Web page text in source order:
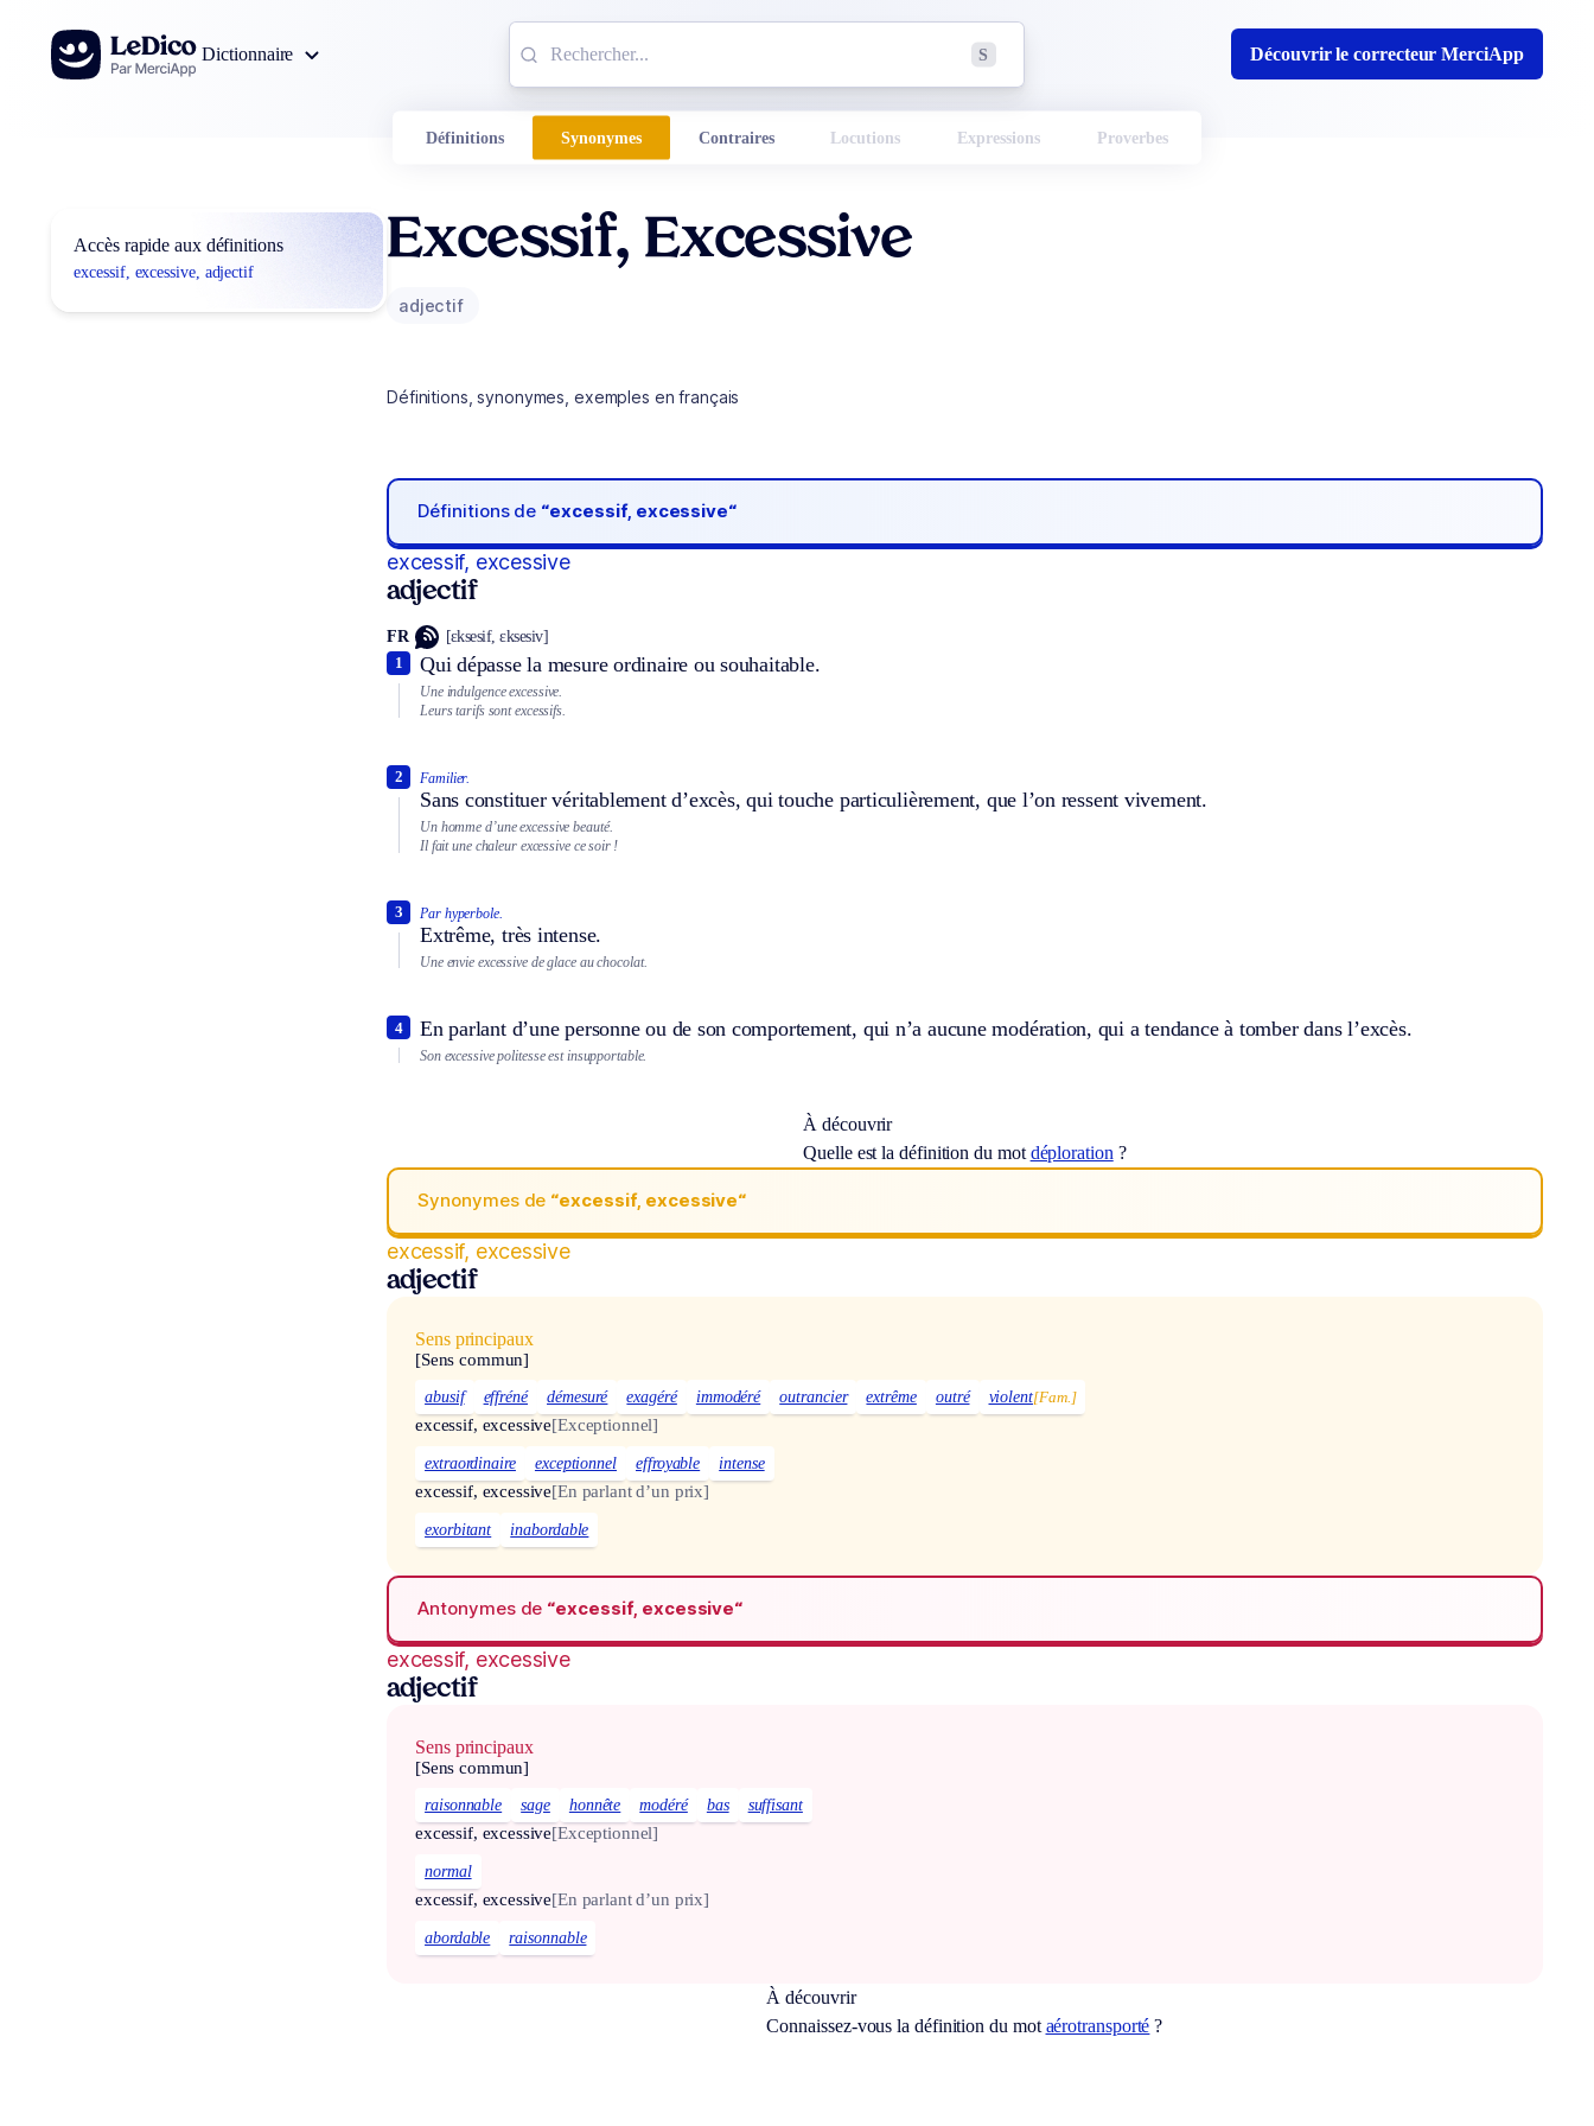
Aller au contenu
Dictionnaire
S Découvrir le correcteur MerciApp
Définitions Synonymes Contraires Locutions Expressions Proverbes
Accès rapide aux définitions
excessif, excessive, adjectif
Excessif, Excessive
adjectif
Définitions, synonymes, exemples en français
Définitions de “excessif, excessive“
excessif, excessive
adjectif
FR [ɛksesif, ɛksesiv]
Qui dépasse la mesure ordinaire ou souhaitable.
1
Une indulgence excessive.
Leurs tarifs sont excessifs.
Familier.
Sans constituer véritablement d’excès, qui touche particulièrement, que l’on ressent vivement.
2
Un homme d’une excessive beauté.
Il fait une chaleur excessive ce soir !
Par hyperbole.
Extrême, très intense.
3
Une envie excessive de glace au chocolat.
En parlant d’une personne ou de son comportement, qui n’a aucune modération, qui a tendance à tomber dans l’excès.
4
Son excessive politesse est insupportable.
À découvrir
Quelle est la définition du mot déploration ?
Synonymes de “excessif, excessive“
excessif, excessive
adjectif
Sens principaux
[Sens commun]
abusif effréné démesuré exagéré immodéré outrancier extrême outré violent[Fam.]
excessif, excessive[Exceptionnel]
extraordinaire exceptionnel effroyable intense
excessif, excessive[En parlant d’un prix]
exorbitant inabordable
Antonymes de “excessif, excessive“
excessif, excessive
adjectif
Sens principaux
[Sens commun]
raisonnable sage honnête modéré bas suffisant
excessif, excessive[Exceptionnel]
normal
excessif, excessive[En parlant d’un prix]
abordable raisonnable
À découvrir
Connaissez-vous la définition du mot aérotransporté ?